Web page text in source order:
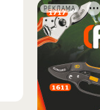
РЕКЛАМА